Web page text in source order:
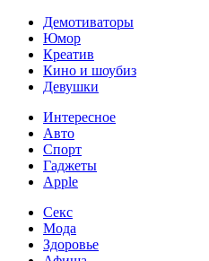
Демотиваторы
Юмор
Креатив
Кино и шоубиз
Девушки
Интересное
Авто
Спорт
Гаджеты
Apple
Секс
Мода
Здоровье